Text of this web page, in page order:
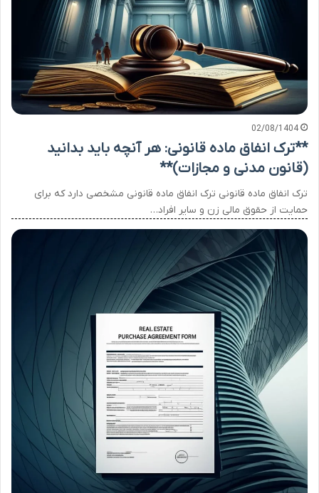
02/08/1404
**ترک انفاق ماده قانونی: هر آنچه باید بدانید
(قانون مدنی و مجازات)**
ترک انفاق ماده قانونی ترک انفاق ماده قانونی مشخصی دارد که برای
حمایت از حقوق مالی زن و سایر افراد…